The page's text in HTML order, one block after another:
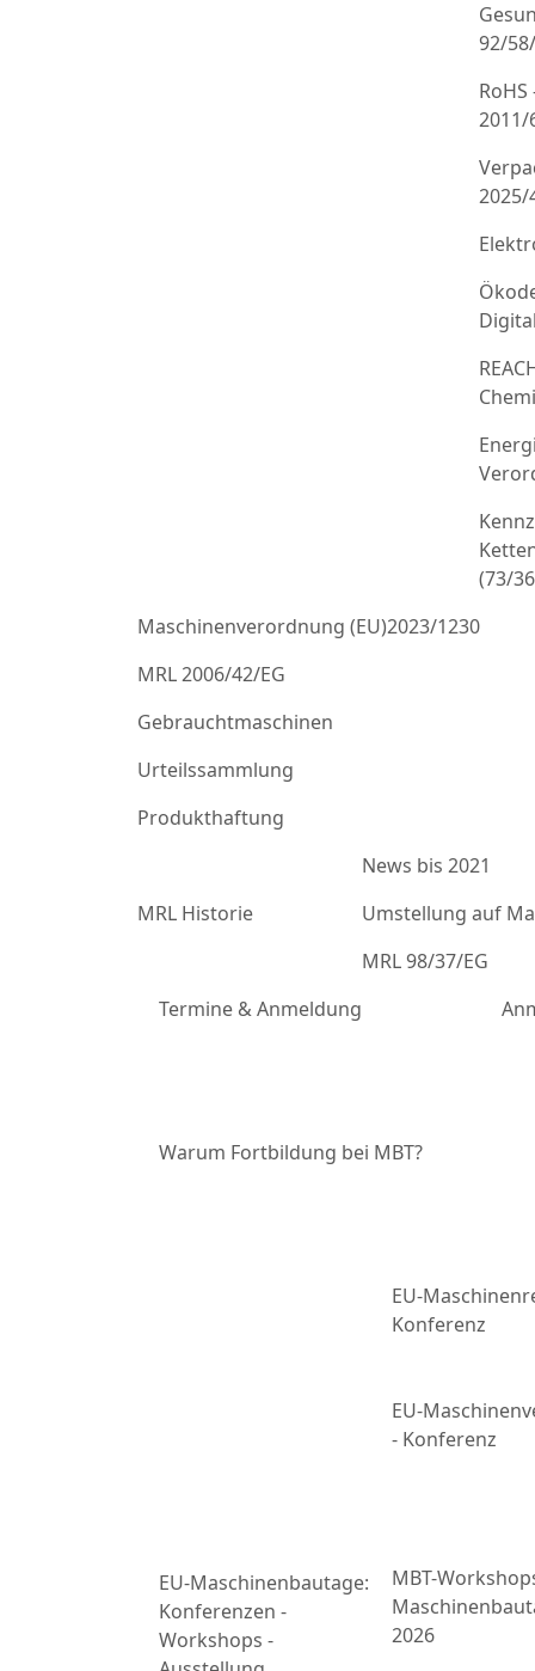
92/
2011/
2025/
(73/
Maschinenverordnung (EU)2023/1230
MRL 2006/42/EG
Gebrauchtmaschinen
Urteilssammlung
Produkthaftung
MRL Historie
News bis 2021
Umstellung auf
MRL 98/37/EG
Termine & Anmeldung
Warum Fortbildung bei MBT?
EU-Maschinenbautage:
Konferenzen -
Workshops -
EU-
Konferenz
EU-
- Konferenz
MBT-
2026